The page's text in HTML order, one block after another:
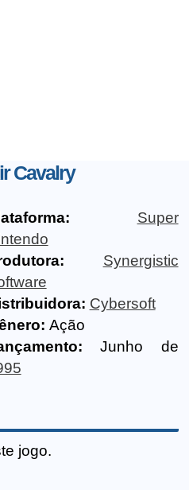
Cavalry
Super
Synergistic
Cybersoft
Ação
Junho de
jogo.